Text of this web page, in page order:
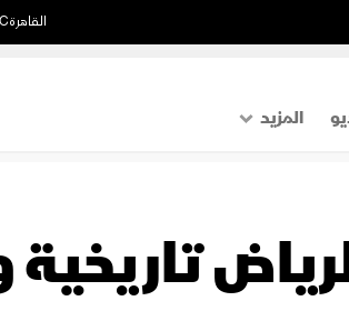
القاهرة
المزيد
اقتصاد
رياضة
تاريخية